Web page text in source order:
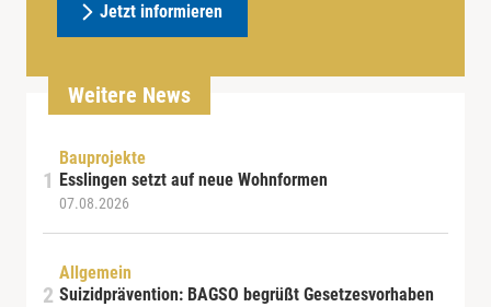
Jetzt informieren
Weitere News
Bauprojekte
Esslingen setzt auf neue Wohnformen
07.08.2026
Allgemein
Suizidprävention: BAGSO begrüßt Gesetzesvorhaben